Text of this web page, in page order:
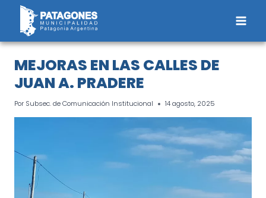
Saltar
contenido
MEJORAS EN LAS CALLES DE
JUAN A. PRADERE
Por Subsec. de Comunicación Institucional 14 agosto, 2025